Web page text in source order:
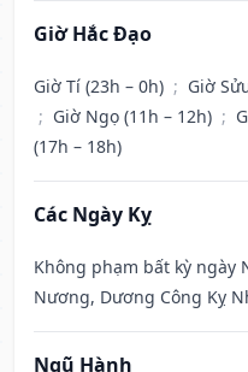
Giờ Hắc Đạo
Giờ Tí (23h – 0h) ; Giờ
; Giờ Ngọ (11h – 12h) ;
(17h – 18h)
Các Ngày Kỵ
Không phạm bất kỳ ngày
Nương, Dương Công Kỵ
Ngũ Hành